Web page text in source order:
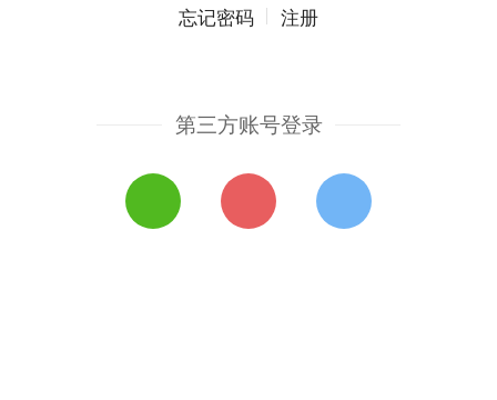
忘记密码 注册
第三方账号登录